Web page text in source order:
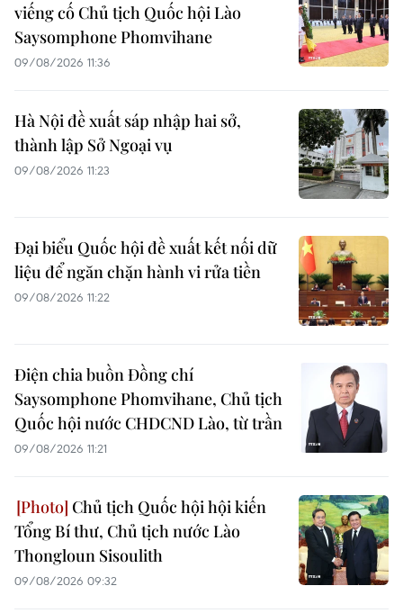
viếng cố Chủ tịch Quốc hội Lào
Saysomphone Phomvihane
09/08/2026 11:36
Hà Nội đề xuất sáp nhập hai sở,
thành lập Sở Ngoại vụ
09/08/2026 11:23
Đại biểu Quốc hội đề xuất kết nối dữ
liệu để ngăn chặn hành vi rửa tiền
09/08/2026 11:22
Điện chia buồn Đồng chí
Saysomphone Phomvihane, Chủ tịch
Quốc hội nước CHDCND Lào, từ trần
09/08/2026 11:21
Chủ tịch Quốc hội hội kiến
Tổng Bí thư, Chủ tịch nước Lào
Thongloun Sisoulith
09/08/2026 09:32